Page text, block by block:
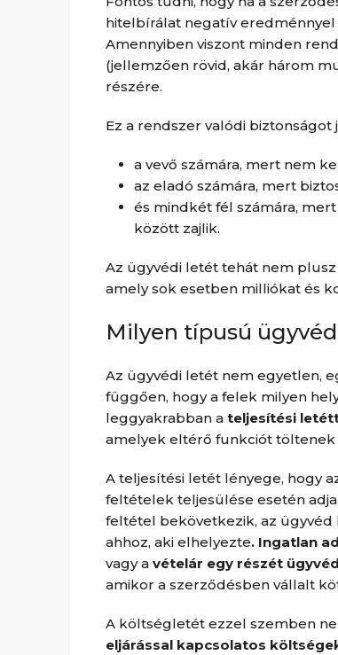
hitelbírálat negatív eredménnyel
Amennyiben viszont minden
(jellemzően rövid, akár három
részére.
Ez a rendszer valódi biztonságot
a vevő számára, mert nem
az eladó számára, mert
és mindkét fél számára,
között zajlik.
Az ügyvédi letét tehát nem
amely sok esetben milliókat és
Milyen típusú
Az ügyvédi letét nem egyetlen,
függően, hogy a felek milyen
leggyakrabban a teljesítési
amelyek eltérő funkciót töltenek
A teljesítési letét lényege, hogy
feltételek teljesülése esetén
feltétel bekövetkezik, az ügyvéd
ahhoz, aki elhelyezte. Ingatlan
vagy a vételár egy részét
amikor a szerződésben vállalt
A költségletét ezzel szemben
eljárással kapcsolatos